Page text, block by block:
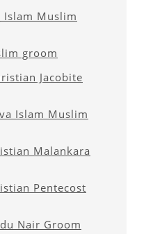
Islam Muslim
groom
Jacobite
Islam Muslim
Malankara
Pentecost
Nair Groom